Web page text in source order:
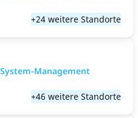
+24 weitere Standorte
Management
+46 weitere Standorte